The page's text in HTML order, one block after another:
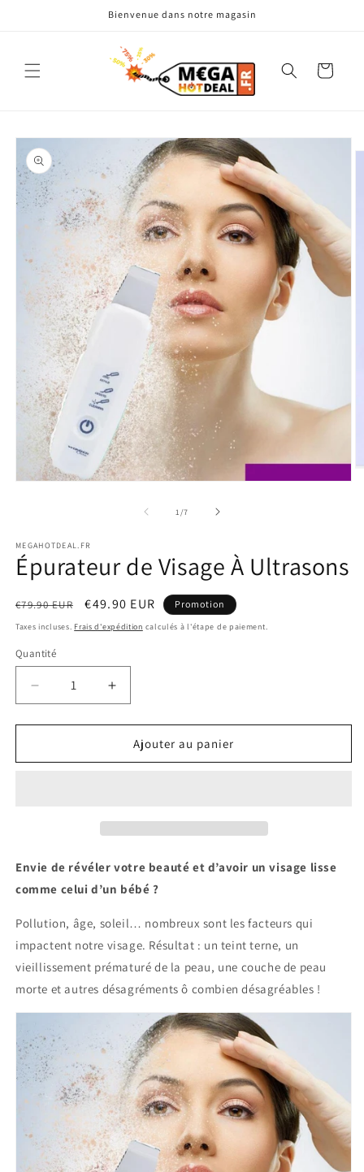
Bienvenue dans notre magasin
Panier
Passer aux
informations
produits
une
fenêtre
modale
1/de
7
MEGAHOTDEAL.FR
Épurateur de Visage À Ultrasons
Prix
habituel
€79.90 EUR
Prix
promotionnel
€49.90 EUR Promotion
Taxes incluses. Frais d'expédition calculés à l'étape de paiement.
Quantité
Réduire
la
quantité
Épurateur
Augmenter
la
quantité
Épurateur
Ajouter au panier
Envie de révéler votre beauté et d’avoir un visage lisse
comme celui d’un bébé ?
Pollution, âge, soleil… nombreux sont les facteurs qui
impactent notre visage. Résultat : un teint terne, un
vieillissement prématuré de la peau, une couche de peau
morte et autres désagréments ô combien désagréables !